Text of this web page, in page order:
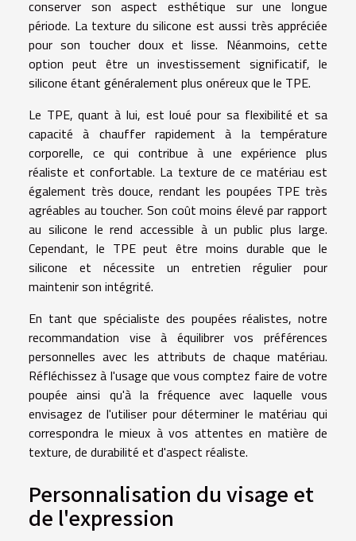
conserver son aspect esthétique sur une longue
période. La texture du silicone est aussi très appréciée
pour son toucher doux et lisse. Néanmoins, cette
option peut être un investissement significatif, le
silicone étant généralement plus onéreux que le TPE.
Le TPE, quant à lui, est loué pour sa flexibilité et sa
capacité à chauffer rapidement à la température
corporelle, ce qui contribue à une expérience plus
réaliste et confortable. La texture de ce matériau est
également très douce, rendant les poupées TPE très
agréables au toucher. Son coût moins élevé par rapport
au silicone le rend accessible à un public plus large.
Cependant, le TPE peut être moins durable que le
silicone et nécessite un entretien régulier pour
maintenir son intégrité.
En tant que spécialiste des poupées réalistes, notre
recommandation vise à équilibrer vos préférences
personnelles avec les attributs de chaque matériau.
Réfléchissez à l'usage que vous comptez faire de votre
poupée ainsi qu'à la fréquence avec laquelle vous
envisagez de l'utiliser pour déterminer le matériau qui
correspondra le mieux à vos attentes en matière de
texture, de durabilité et d'aspect réaliste.
Personnalisation du visage et
de l'expression